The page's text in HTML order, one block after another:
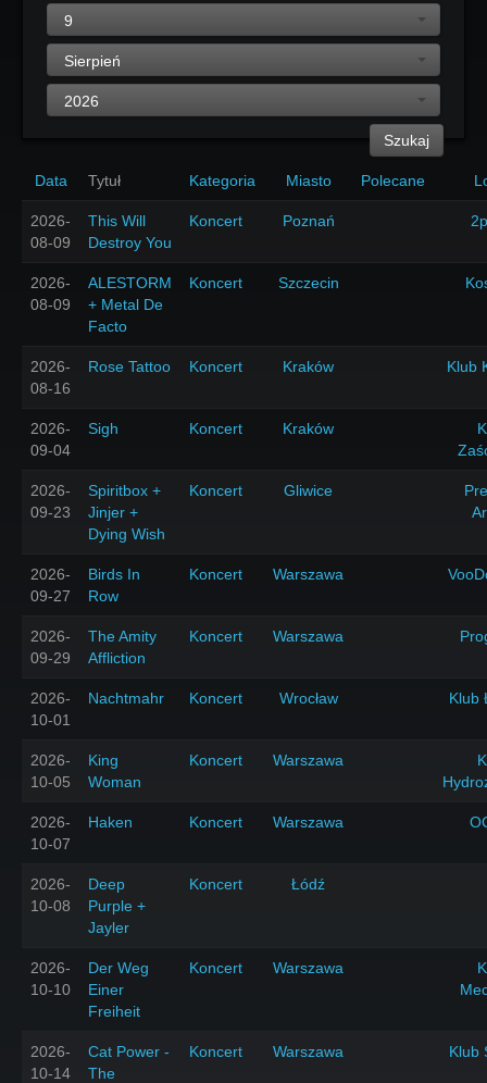
9
Sierpień
2026
Szukaj
Data Tytuł Kategoria Miasto Polecane
2026-
08-09
This Will
Destroy You
Koncert Poznań
2026-
08-09
ALESTORM
+ Metal De
Facto
Koncert Szczecin
2026-
08-16
Rose Tattoo Koncert Kraków Klub
2026-
09-04
Sigh Koncert Kraków
2026-
09-23
Spiritbox +
Jinjer +
Dying Wish
Koncert Gliwice
2026-
09-27
Birds In
Row
Koncert Warszawa
2026-
09-29
The Amity
Affliction
Koncert Warszawa
2026-
10-01
Nachtmahr Koncert Wrocław Klub
2026-
10-05
King
Woman
Koncert Warszawa
2026-
10-07
Haken Koncert Warszawa
2026-
10-08
Deep
Purple +
Jayler
Koncert Łódź
2026-
10-10
Der Weg
Einer
Freiheit
Koncert Warszawa
2026-
10-14
Cat Power -
The
Koncert Warszawa Klub